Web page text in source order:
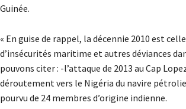
Guinée.
« En guise de rappel, la décennie 2010 est
d’insécurités maritime et autres déviances
pouvons citer : -l’attaque de 2013 au Cap
déroutement vers le Nigéria du navire
pourvu de 24 membres d’origine indienne.